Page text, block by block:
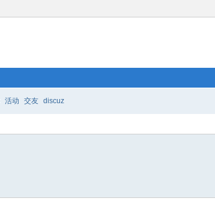
活动 交友 discuz